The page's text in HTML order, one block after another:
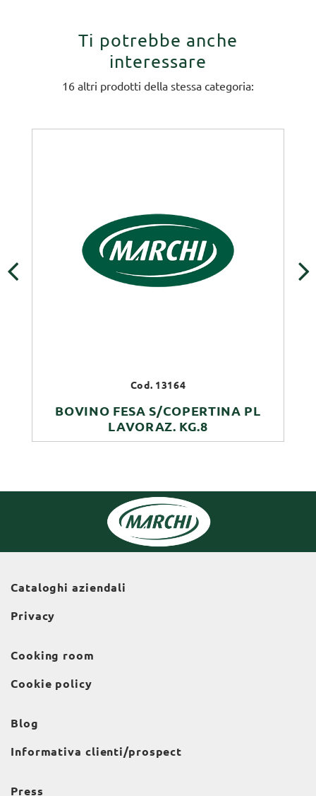
Ti potrebbe anche
interessare
16 altri prodotti della stessa categoria:
Cod. 13164
BOVINO FESA S/COPERTINA PL
LAVORAZ. KG.8
Cataloghi aziendali
Privacy
Cooking room
Cookie policy
Blog
Informativa clienti/prospect
Press